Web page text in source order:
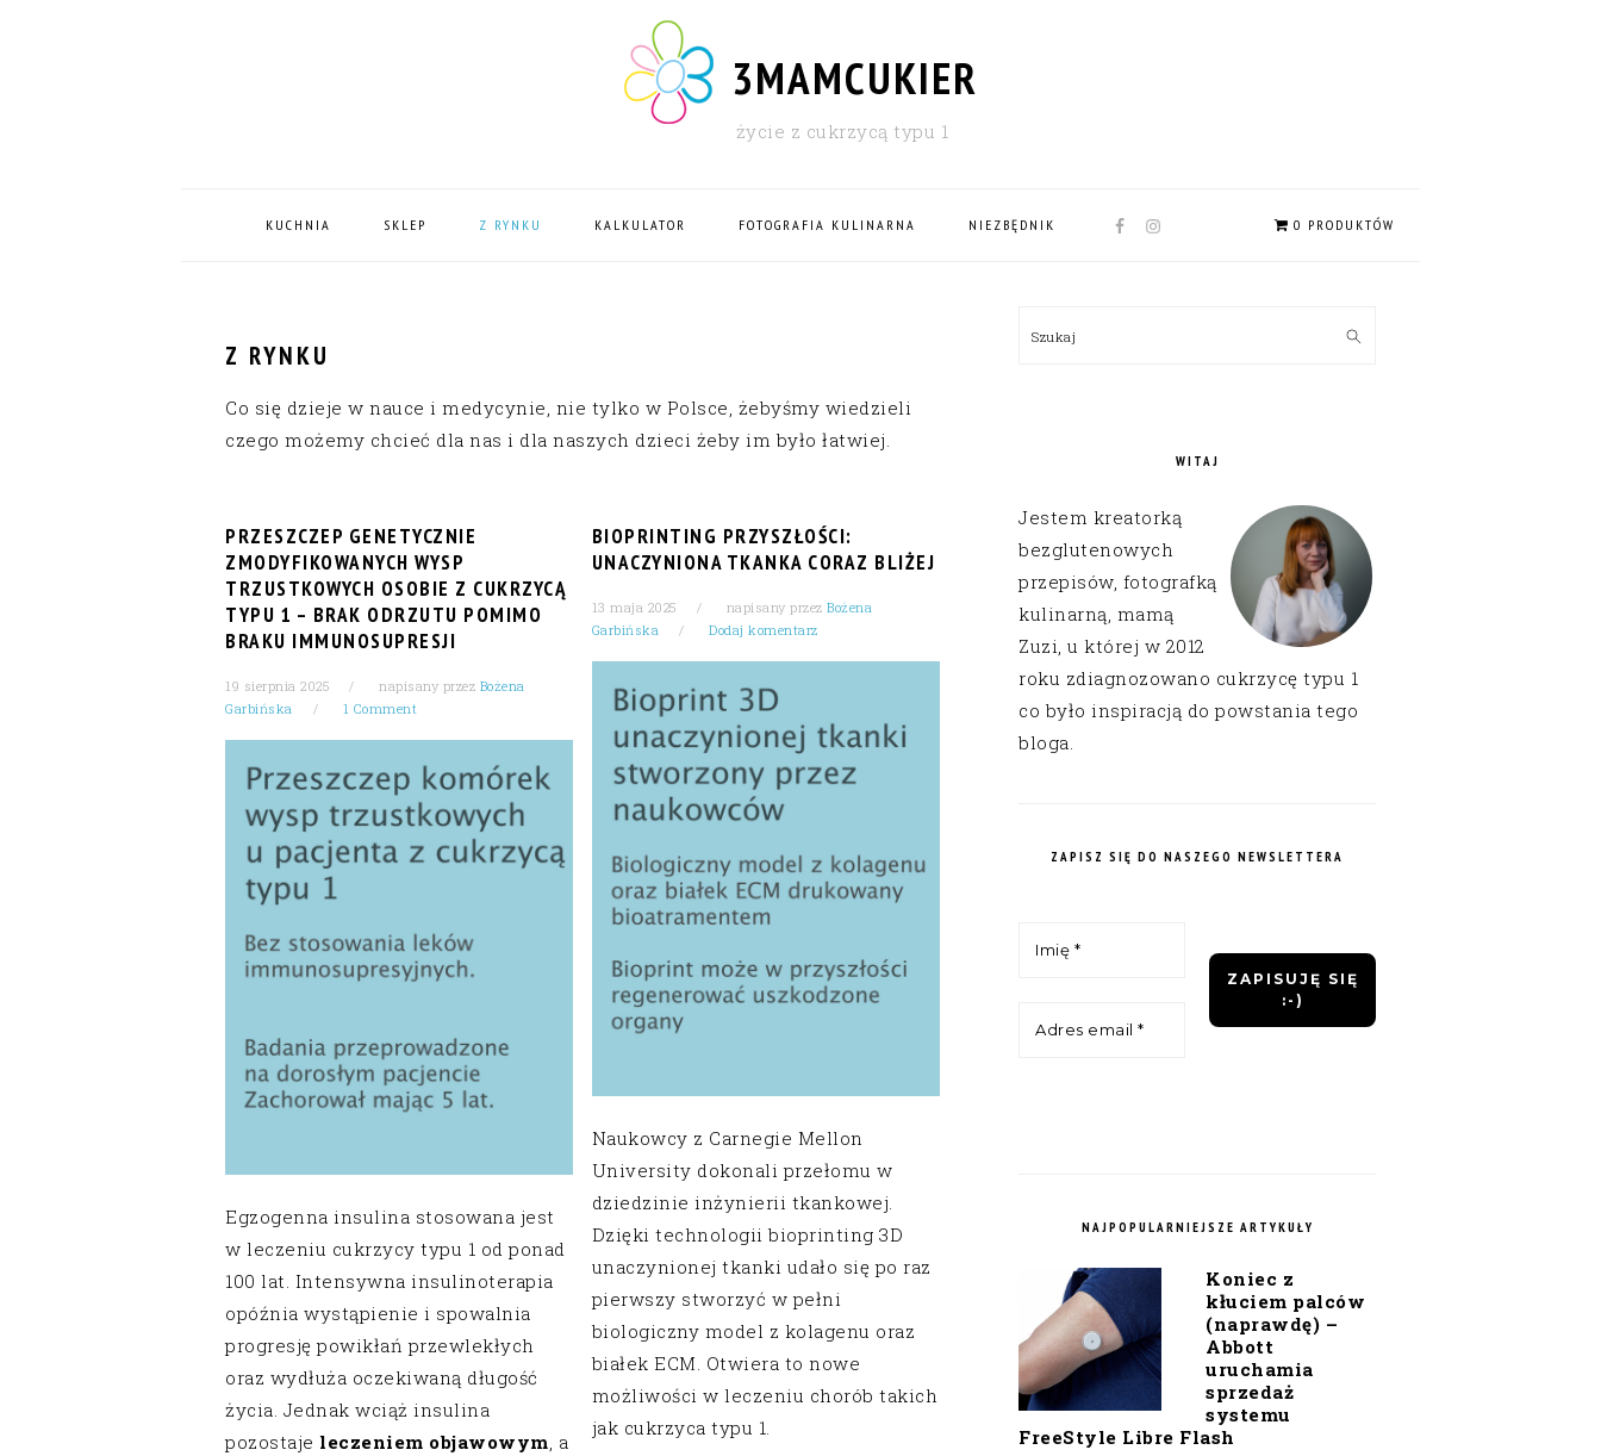
3MAMCUKIER
życie z cukrzycą typu 1
KUCHNIA SKLEP Z RYNKU KALKULATOR FOTOGRAFIA KULINARNA NIEZBĘDNIK
NAV
0 PRODUKTÓW
Z RYNKU
Co się dzieje w nauce i medycynie, nie tylko w Polsce, żebyśmy wiedzieli
czego możemy chcieć dla nas i dla naszych dzieci żeby im było łatwiej.
PRZESZCZEP GENETYCZNIE
ZMODYFIKOWANYCH WYSP
TRZUSTKOWYCH OSOBIE Z CUKRZYCĄ
TYPU 1 – BRAK ODRZUTU POMIMO
BRAKU IMMUNOSUPRESJI
19 sierpnia 2025 napisany przez Bożena
Garbińska
1 Comment
Egzogenna insulina stosowana jest
w leczeniu cukrzycy typu 1 od ponad
100 lat. Intensywna insulinoterapia
opóźnia wystąpienie i spowalnia
progresję powikłań przewlekłych
oraz wydłuża oczekiwaną długość
życia. Jednak wciąż insulina
pozostaje leczeniem objawowym, a
BIOPRINTING PRZYSZŁOŚCI:
UNACZYNIONA TKANKA CORAZ BLIŻEJ
13 maja 2025 napisany przezBożena
Garbińska
Dodaj komentarz
Naukowcy z Carnegie Mellon
University dokonali przełomu w
dziedzinie inżynierii tkankowej.
Dzięki technologii bioprinting 3D
unaczynionej tkanki udało się po raz
pierwszy stworzyć w pełni
biologiczny model z kolagenu oraz
białek ECM. Otwiera to nowe
możliwości w leczeniu chorób takich
jak cukrzyca typu 1.
SIDEBAR
Szukaj
WITAJ
Jestem kreatorką
bezglutenowych
przepisów, fotografką
kulinarną, mamą
Zuzi, u której w 2012
roku zdiagnozowano cukrzycę typu 1
co było inspiracją do powstania tego
bloga.
ZAPISZ SIĘ DO NASZEGO NEWSLETTERA
NAJPOPULARNIEJSZE ARTYKUŁY
Koniec z
kłuciem palców
(naprawdę) –
Abbott
uruchamia
sprzedaż
systemu
FreeStyle Libre Flash